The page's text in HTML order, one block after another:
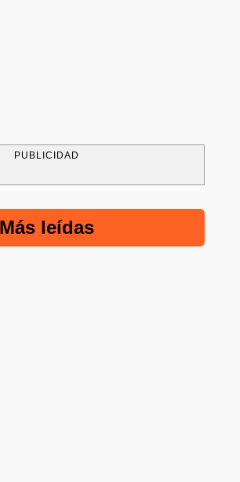
PUBLICIDAD
Más leídas